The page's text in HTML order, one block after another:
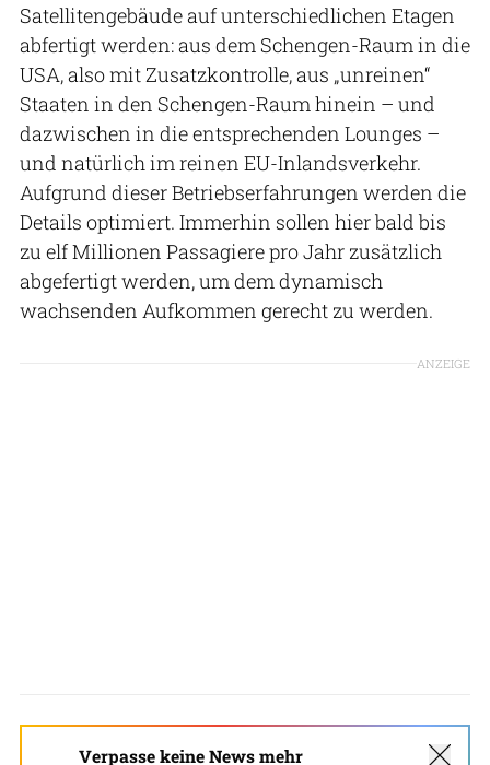
Satellitengebäude auf unterschiedlichen Etagen
abfertigt werden: aus dem Schengen-Raum in die
USA, also mit Zusatzkontrolle, aus „unreinen“
Staaten in den Schengen-Raum hinein – und
dazwischen in die entsprechenden Lounges –
und natürlich im reinen EU-Inlandsverkehr.
Aufgrund dieser Betriebserfahrungen werden die
Details optimiert. Immerhin sollen hier bald bis
zu elf Millionen Passagiere pro Jahr zusätzlich
abgefertigt werden, um dem dynamisch
wachsenden Aufkommen gerecht zu werden.
ANZEIGE
Verpasse keine News mehr